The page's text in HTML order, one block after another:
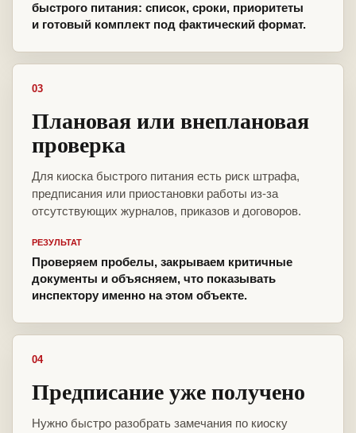
быстрого питания: список, сроки, приоритеты
и готовый комплект под фактический формат.
03
Плановая или внеплановая
проверка
Для киоска быстрого питания есть риск штрафа,
предписания или приостановки работы из-за
отсутствующих журналов, приказов и договоров.
РЕЗУЛЬТАТ
Проверяем пробелы, закрываем критичные
документы и объясняем, что показывать
инспектору именно на этом объекте.
04
Предписание уже получено
Нужно быстро разобрать замечания по киоску